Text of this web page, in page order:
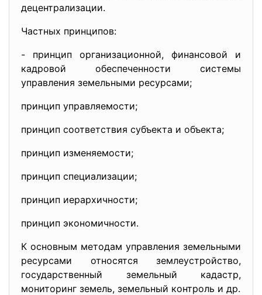
децентрализации.
Частных принципов:
- принцип организационной, финансовой и
кадровой обеспеченности системы
управления земельными ресурсами;
принцип управляемости;
принцип соответствия субъекта и объекта;
принцип изменяемости;
принцип специализации;
принцип иерархичности;
принцип экономичности.
К основным методам управления земельными
ресурсами относятся землеустройство,
государственный земельный кадастр,
мониторинг земель, земельный контроль и др.